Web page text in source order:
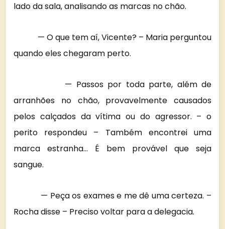
lado da sala, analisando as marcas no chão.
— O que tem aí, Vicente? – Maria perguntou
quando eles chegaram perto.
— Passos por toda parte, além de
arranhões no chão, provavelmente causados
pelos calçados da vítima ou do agressor. – o
perito respondeu – Também encontrei uma
marca estranha… É bem provável que seja
sangue.
— Peça os exames e me dê uma certeza. –
Rocha disse – Preciso voltar para a delegacia.